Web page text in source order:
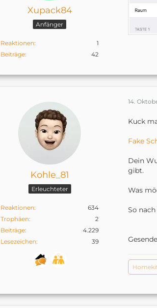
Xupack84
Anfänger
Reaktionen
1
Beiträge
42
Kohle_81
Erleuchteter
Reaktionen
634
Trophäen
2
Beiträge
4.229
Lesezeichen
39
14.
Kuck
Fake
Dein
gibt.
Was
So